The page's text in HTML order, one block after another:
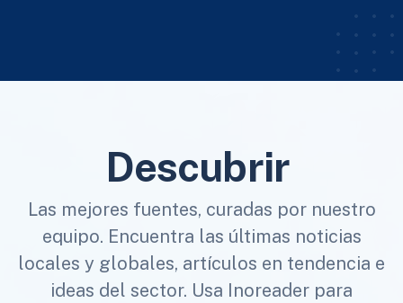
Descubrir
Las mejores fuentes, curadas por nuestro
equipo. Encuentra las últimas noticias
locales y globales, artículos en tendencia e
ideas del sector. Usa Inoreader para